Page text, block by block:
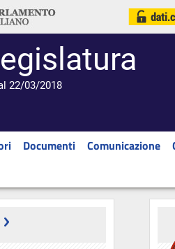
22/03/2018
Documenti Comunicazione